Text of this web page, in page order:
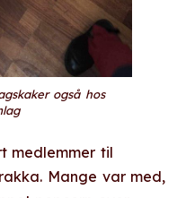
også hos
medlemmer til
Mange var med,